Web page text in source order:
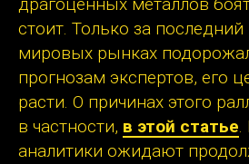
стоит. Только за
мировых рынках
прогнозам экспертов, его
расти. О причинах этого
в частности, в этой статье.
аналитики ожидают